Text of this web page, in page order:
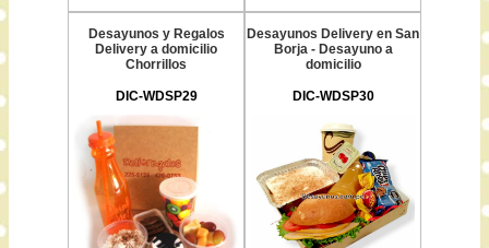
Desayunos y Regalos
Delivery a domicilio
Chorrillos
DIC-WDSP29
Desayunos Delivery en San
Borja - Desayuno a
domicilio
DIC-WDSP30